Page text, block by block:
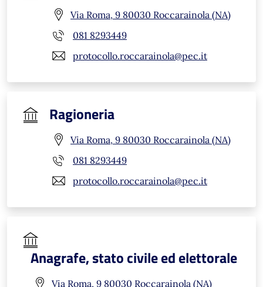
Via Roma, 9 80030 Roccarainola (NA)
081 8293449
protocollo.roccarainola@pec.it
Ragioneria
Via Roma, 9 80030 Roccarainola (NA)
081 8293449
protocollo.roccarainola@pec.it
Anagrafe, stato civile ed elettorale
Via Roma, 9 80030 Roccarainola (NA)